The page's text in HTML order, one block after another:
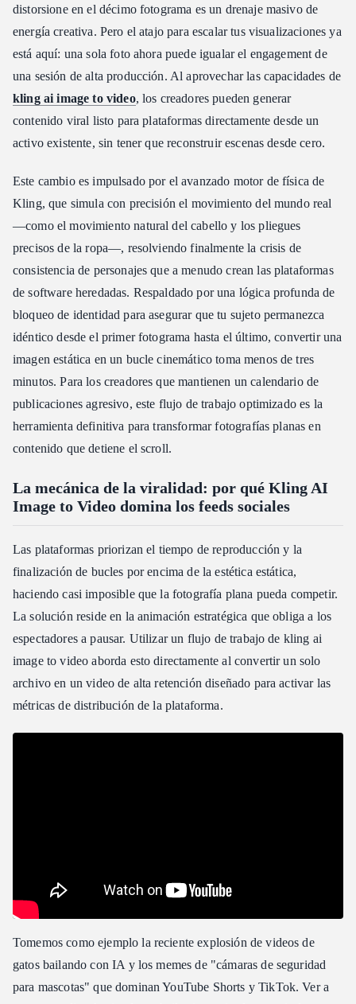
Resolviendo la cuestión de las licencias: diseñado para empresas
Pipelines de alto rendimiento para la monetización de video con
distorsione en el décimo fotograma es un drenaje masivo de
energía creativa. Pero el atajo para escalar tus visualizaciones ya
está aquí: una sola foto ahora puede igualar el engagement de
una sesión de alta producción. Al aprovechar las capacidades de
kling ai image to video, los creadores pueden generar
contenido viral listo para plataformas directamente desde un
activo existente, sin tener que reconstruir escenas desde cero.
Este cambio es impulsado por el avanzado motor de física de
Kling, que simula con precisión el movimiento del mundo real
—como el movimiento natural del cabello y los pliegues
precisos de la ropa—, resolviendo finalmente la crisis de
consistencia de personajes que a menudo crean las plataformas
de software heredadas. Respaldado por una lógica profunda de
bloqueo de identidad para asegurar que tu sujeto permanezca
idéntico desde el primer fotograma hasta el último, convertir una
imagen estática en un bucle cinemático toma menos de tres
minutos. Para los creadores que mantienen un calendario de
publicaciones agresivo, este flujo de trabajo optimizado es la
herramienta definitiva para transformar fotografías planas en
contenido que detiene el scroll.
La mecánica de la viralidad: por qué Kling AI
Image to Video domina los feeds sociales
Las plataformas priorizan el tiempo de reproducción y la
finalización de bucles por encima de la estética estática,
haciendo casi imposible que la fotografía plana pueda competir.
La solución reside en la animación estratégica que obliga a los
espectadores a pausar. Utilizar un flujo de trabajo de kling ai
image to video aborda esto directamente al convertir un solo
archivo en un video de alta retención diseñado para activar las
métricas de distribución de la plataforma.
Tomemos como ejemplo la reciente explosión de videos de
gatos bailando con IA y los memes de "cámaras de seguridad
para mascotas" que dominan YouTube Shorts y TikTok. Ver a